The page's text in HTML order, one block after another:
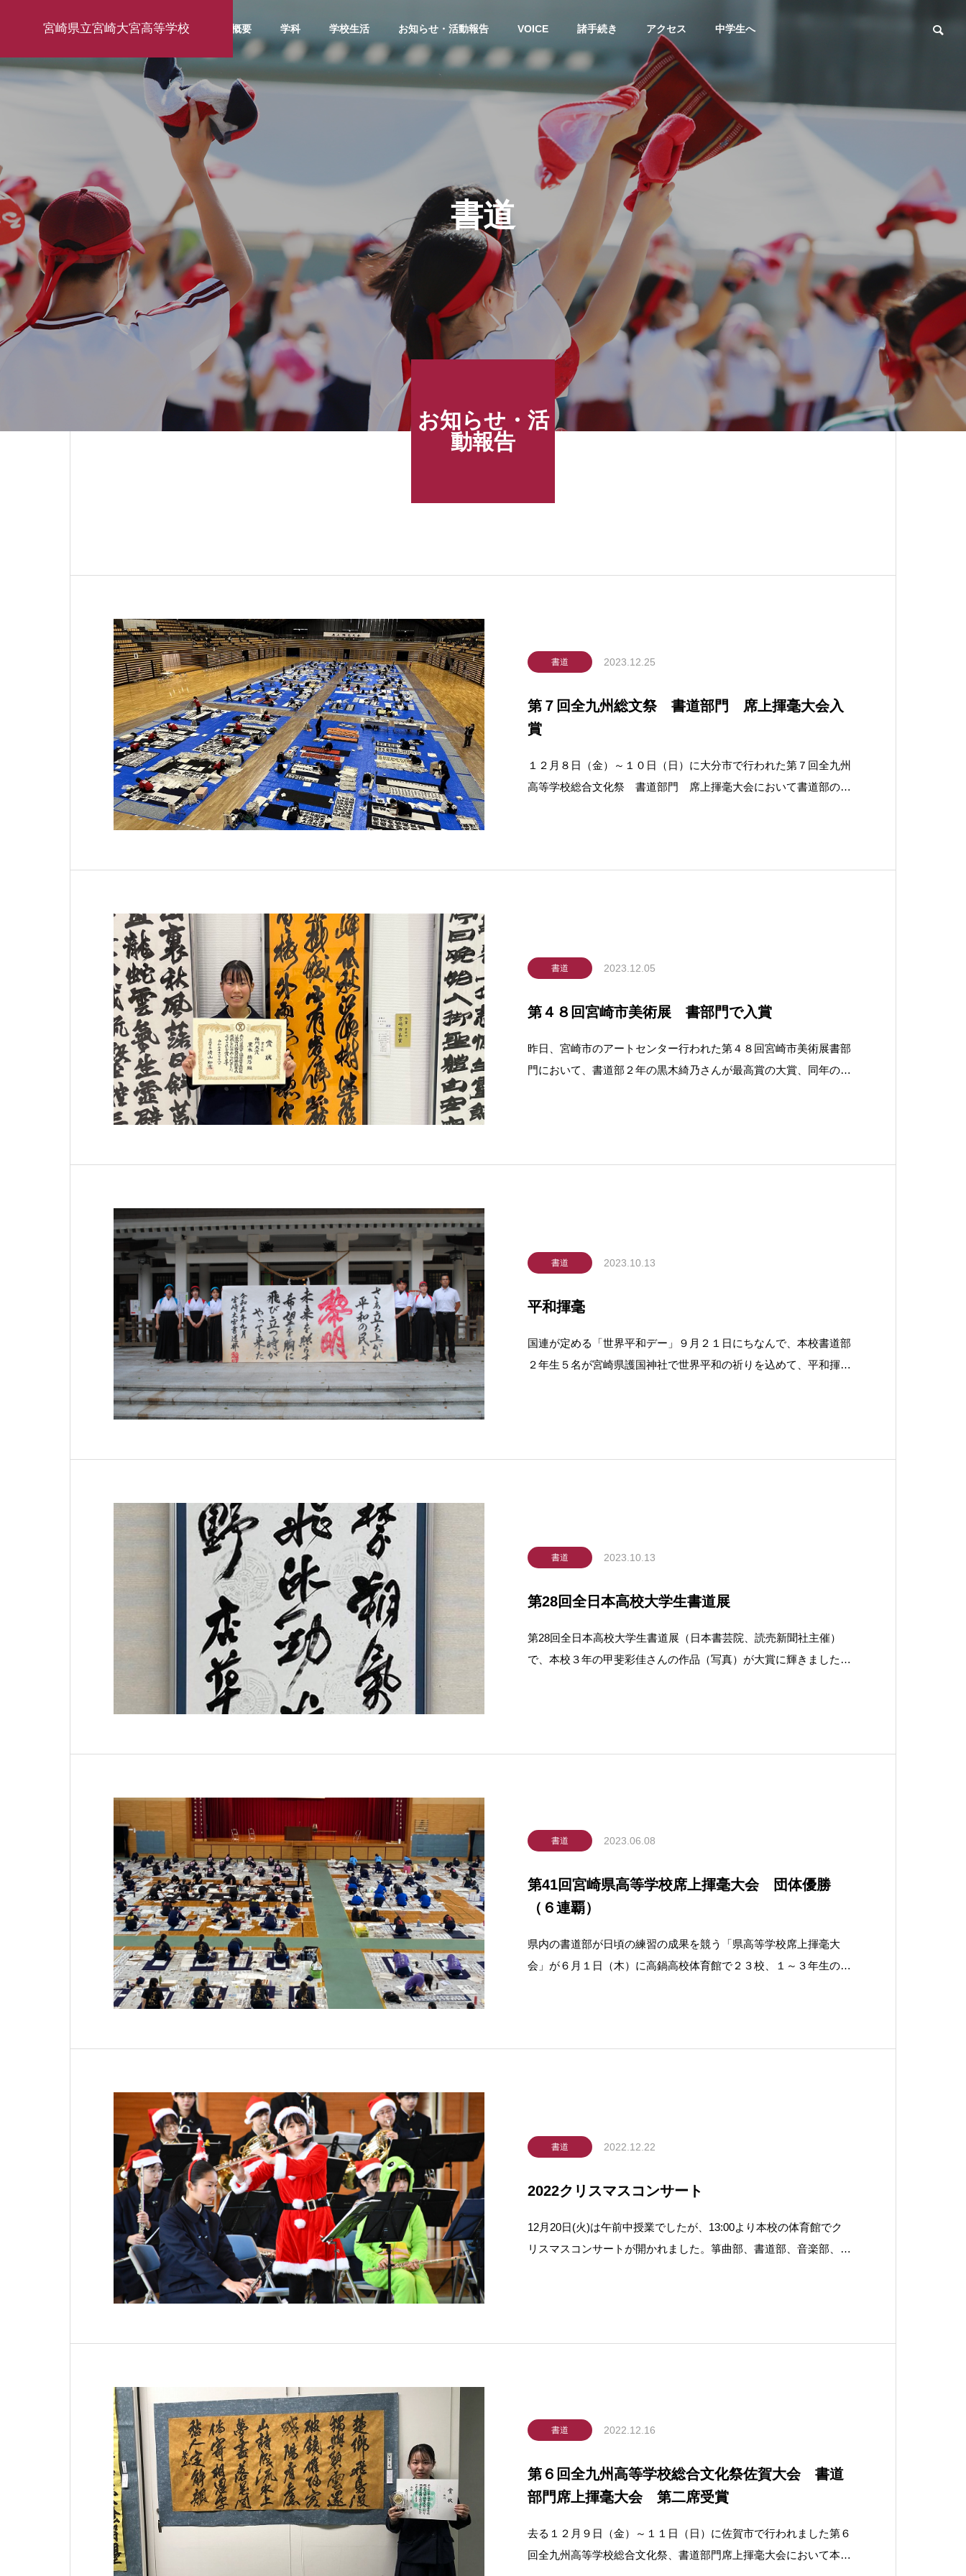
宮崎県立宮崎大宮高等学校 学校概要 学科 学校生活 お知らせ・活動報告 VOICE 諸手続き アクセス 中学生へ
お知らせ・活
動報告
activity report
学校行事
東京大学訪問研修2026 １年生夏の学習会１日目終了！
ソフトテニス
令和８年度高校総体（男子ソフ
トテニス部）
テニス
男子テニス部（５月～７月） 【馬術部】高
書道
お知らせ・活
動報告
書道 2023.12.25
第７回全九州総文祭 書道部門 席上揮毫大会入
賞
１２月８日（金）～１０日（日）に大分市で行われた第７回全九州
高等学校総合文化祭 書道部門 席上揮毫大会において書道部の２
書道 2023.12.05
第４８回宮崎市美術展 書部門で入賞
昨日、宮崎市のアートセンター行われた第４８回宮崎市美術展書部
門において、書道部２年の黒木綺乃さんが最高賞の大賞、同年の中
書道 2023.10.13
平和揮毫
国連が定める「世界平和デー」９月２１日にちなんで、本校書道部
２年生５名が宮崎県護国神社で世界平和の祈りを込めて、平和揮毫
書道 2023.10.13
第28回全日本高校大学生書道展
第28回全日本高校大学生書道展（日本書芸院、読売新聞社主催）
で、本校３年の甲斐彩佳さんの作品（写真）が大賞に輝きました。
書道 2023.06.08
第41回宮崎県高等学校席上揮毫大会 団体優勝
（６連覇）
県内の書道部が日頃の練習の成果を競う「県高等学校席上揮毫大
会」が６月１日（木）に高鍋高校体育館で２３校、１～３年生の２
日
書道 2022.12.22
2022クリスマスコンサート
12月20日(火)は午前中授業でしたが、13:00より本校の体育館でク
リスマスコンサートが開かれました。箏曲部、書道部、音楽部、吹
書道 2022.12.16
第６回全九州高等学校総合文化祭佐賀大会 書道
部門席上揮毫大会 第二席受賞
去る１２月９日（金）～１１日（日）に佐賀市で行われました第６
回全九州高等学校総合文化祭、書道部門席上揮毫大会において本校